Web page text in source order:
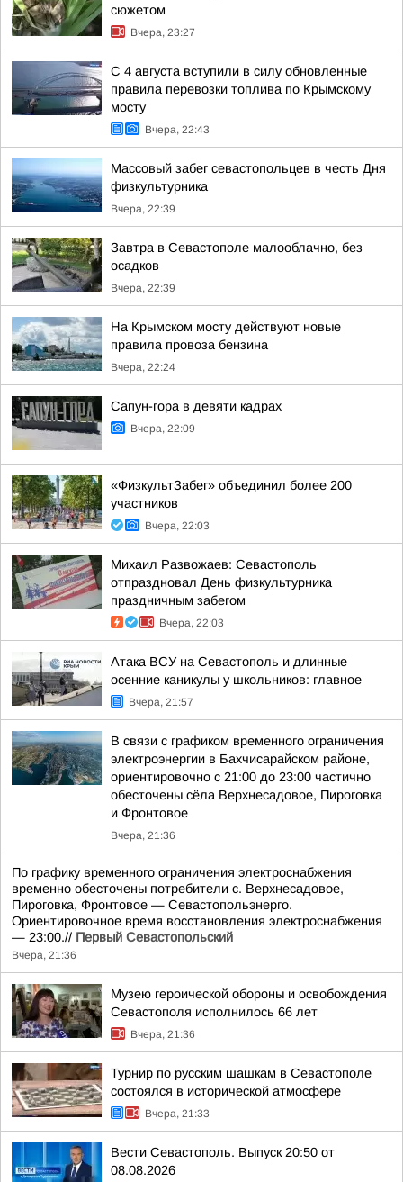
сюжетом
Вчера, 23:27
С 4 августа вступили в силу обновленные
правила перевозки топлива по Крымскому
мосту
Вчера, 22:43
Массовый забег севастопольцев в честь Дня
физкультурника
Вчера, 22:39
Завтра в Севастополе малооблачно, без
осадков
Вчера, 22:39
На Крымском мосту действуют новые
правила провоза бензина
Вчера, 22:24
Сапун-гора в девяти кадрах
Вчера, 22:09
«ФизкультЗабег» объединил более 200
участников
Вчера, 22:03
Михаил Развожаев: Севастополь
отпраздновал День физкультурника
праздничным забегом
Вчера, 22:03
Атака ВСУ на Севастополь и длинные
осенние каникулы у школьников: главное
Вчера, 21:57
В связи с графиком временного ограничения
электроэнергии в Бахчисарайском районе,
ориентировочно с 21:00 до 23:00 частично
обесточены сёла Верхнесадовое, Пироговка
и Фронтовое
Вчера, 21:36
По графику временного ограничения электроснабжения
временно обесточены потребители с. Верхнесадовое,
Пироговка, Фронтовое — Севастопольэнерго.
Ориентировочное время восстановления электроснабжения
— 23:00.// Первый Севастопольский
Вчера, 21:36
Музею героической обороны и освобождения
Севастополя исполнилось 66 лет
Вчера, 21:36
Турнир по русским шашкам в Севастополе
состоялся в исторической атмосфере
Вчера, 21:33
Вести Севастополь. Выпуск 20:50 от
08.08.2026